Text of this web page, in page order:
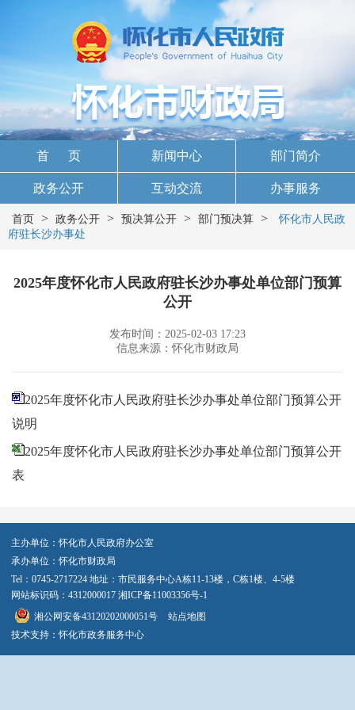
首 页 新闻中心 部门简介
政务公开 互动交流 办事服务
首页 > 政务公开 > 预决算公开 > 部门预决算 >
怀化市人民政
府驻长沙办事处
2025年度怀化市人民政府驻长沙办事处单位部门预算
公开
发布时间：2025-02-03 17:23
信息来源：怀化市财政局
2025年度怀化市人民政府驻长沙办事处单位部门预算公开
说明
2025年度怀化市人民政府驻长沙办事处单位部门预算公开
表
主办单位：怀化市人民政府办公室
承办单位：怀化市财政局
Tel：0745-2717224 地址：市民服务中心A栋11-13楼，C栋1楼、4-5楼
网站标识码：4312000017 湘ICP备11003356号-1
湘公网安备43120202000051号
站点地图
技术支持：怀化市政务服务中心